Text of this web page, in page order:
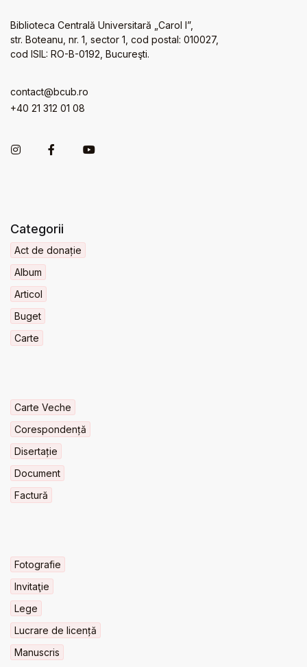
Biblioteca Centrală Universitară „Carol I”,
str. Boteanu, nr. 1, sector 1, cod postal: 010027,
cod ISIL: RO-B-0192, Bucureşti.
contact@bcub.ro
+40 21 312 01 08
Categorii
Act de donație
Album
Articol
Buget
Carte
Carte Veche
Corespondență
Disertație
Document
Factură
Fotografie
Invitaţie
Lege
Lucrare de licență
Manuscris